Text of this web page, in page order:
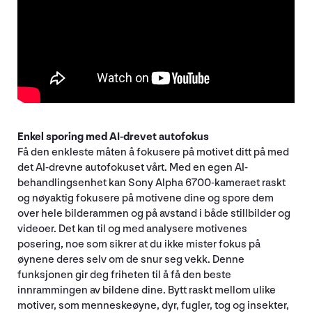
Enkel sporing med AI-drevet autofokus
Få den enkleste måten å fokusere på motivet ditt på med
det AI-drevne autofokuset vårt. Med en egen AI-
behandlingsenhet kan Sony Alpha 6700-kameraet raskt
og nøyaktig fokusere på motivene dine og spore dem
over hele bilderammen og på avstand i både stillbilder og
videoer. Det kan til og med analysere motivenes
posering, noe som sikrer at du ikke mister fokus på
øynene deres selv om de snur seg vekk. Denne
funksjonen gir deg friheten til å få den beste
innrammingen av bildene dine. Bytt raskt mellom ulike
motiver, som menneskeøyne, dyr, fugler, tog og insekter,